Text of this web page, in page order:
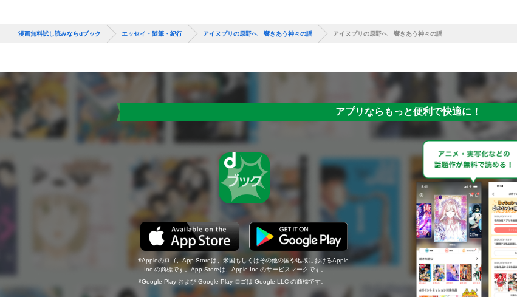
漫画無料試し読みならdブック エッセイ・随筆・紀行 アイヌプリの原野へ 響きあう神々の謡 アイヌプリの原野へ 響きあう神々の謡
アプリならもっと便利で快適に！
Appleのロゴ、App Storeは、米国もしくはその他の国や地域におけるApple
Inc.の商標です。App Storeは、Apple Inc.のサービスマークです。
Google Play および Google Play ロゴは Google LLC の商標です。